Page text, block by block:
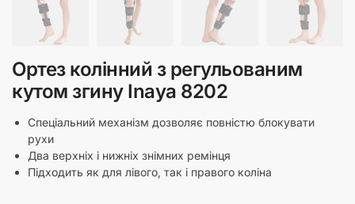
Ортез колінний з регульованим
кутом згину Inaya 8202
Спеціальний механізм дозволяє повністю блокувати
рухи
Два верхніх і нижніх знімних ремінця
Підходить як для лівого, так і правого коліна